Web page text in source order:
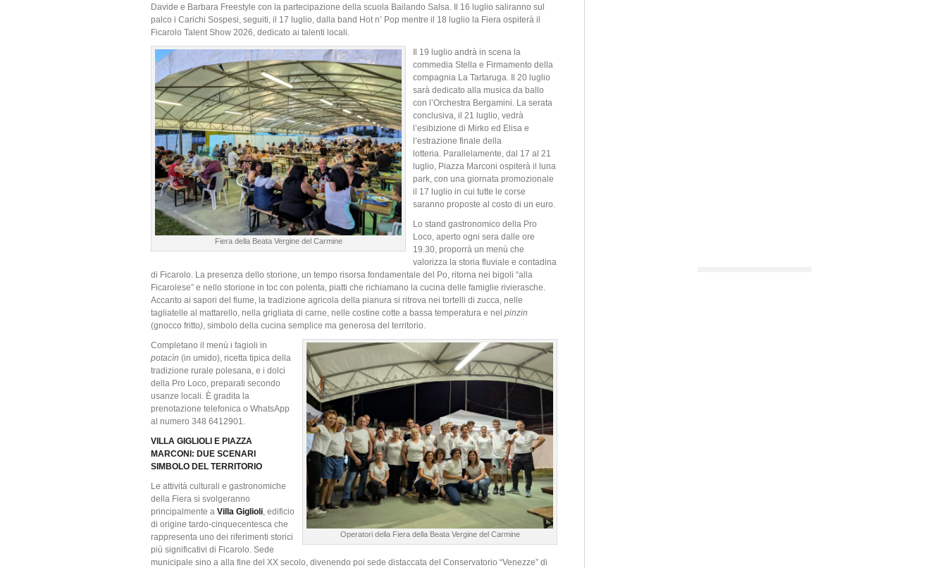
Davide e Barbara Freestyle con la partecipazione della scuola Bailando Salsa. Il 16 luglio saliranno sul
palco i Carichi Sospesi, seguiti, il 17 luglio, dalla band Hot n’ Pop mentre il 18 luglio la Fiera ospiterà il
Ficarolo Talent Show 2026, dedicato ai talenti locali.
Fiera della Beata Vergine del Carmine
Il 19 luglio andrà in scena la
commedia Stella e Firmamento della
compagnia La Tartaruga. Il 20 luglio
sarà dedicato alla musica da ballo
con l’Orchestra Bergamini. La serata
conclusiva, il 21 luglio, vedrà
l’esibizione di Mirko ed Elisa e
l’estrazione finale della
lotteria. Parallelamente, dal 17 al 21
luglio, Piazza Marconi ospiterà il luna
park, con una giornata promozionale
il 17 luglio in cui tutte le corse
saranno proposte al costo di un euro.
Lo stand gastronomico della Pro
Loco, aperto ogni sera dalle ore
19.30, proporrà un menù che
valorizza la storia fluviale e contadina
di Ficarolo. La presenza dello storione, un tempo risorsa fondamentale del Po, ritorna nei bigoli “alla
Ficarolese” e nello storione in toc con polenta, piatti che richiamano la cucina delle famiglie rivierasche.
Accanto ai sapori del fiume, la tradizione agricola della pianura si ritrova nei tortelli di zucca, nelle
tagliatelle al mattarello, nella grigliata di carne, nelle costine cotte a bassa temperatura e nel pinzin
(gnocco fritto), simbolo della cucina semplice ma generosa del territorio.
Operatori della Fiera della Beata Vergine del Carmine
Completano il menù i fagioli in
potacìn (in umido), ricetta tipica della
tradizione rurale polesana, e i dolci
della Pro Loco, preparati secondo
usanze locali. È gradita la
prenotazione telefonica o WhatsApp
al numero 348 6412901.
VILLA GIGLIOLI E PIAZZA
MARCONI: DUE SCENARI
SIMBOLO DEL TERRITORIO
Le attività culturali e gastronomiche
della Fiera si svolgeranno
principalmente a Villa Giglioli, edificio
di origine tardo-cinquecentesca che
rappresenta uno dei riferimenti storici
più significativi di Ficarolo. Sede
municipale sino a alla fine del XX secolo, divenendo poi sede distaccata del Conservatorio “Venezze” di